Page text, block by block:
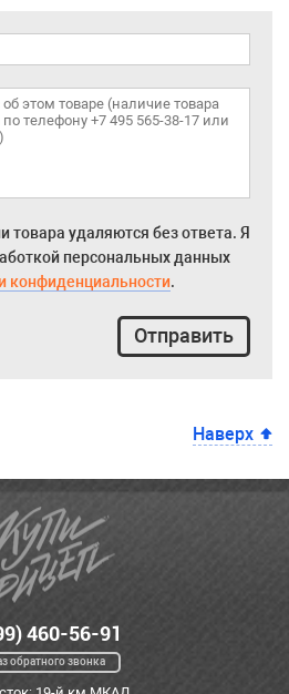
товара удаляются без ответа. Я
персональных данных
конфиденциальности.
Отправить
Наверх
460-56-91
обратного звонка